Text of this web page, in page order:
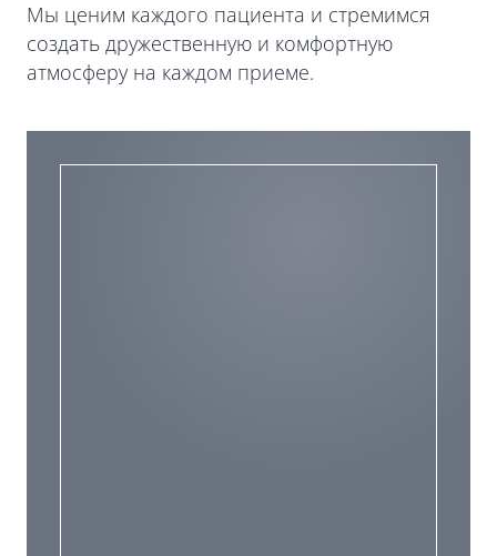
Мы ценим каждого пациента и стремимся
создать дружественную и комфортную
атмосферу на каждом приеме.